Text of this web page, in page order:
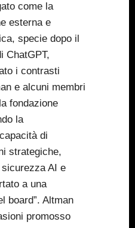
come la
esterna e
specie dopo il
ChatGPT,
i contrasti
e alcuni membri
fondazione
la
di
strategiche,
AI e
a una
board”. Altman
promosso